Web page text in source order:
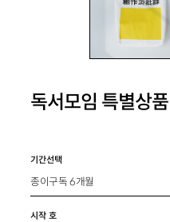
독서모임 특별상품
기간선택
시작 호